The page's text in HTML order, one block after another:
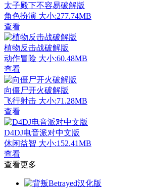
太子殿下不容易破解版
角色扮演 大小:277.74MB
查看
植物反击战破解版
动作冒险 大小:60.48MB
查看
向僵尸开火破解版
飞行射击 大小:71.28MB
查看
D4DJ电音派对中文版
休闲益智 大小:152.41MB
查看
查看更多